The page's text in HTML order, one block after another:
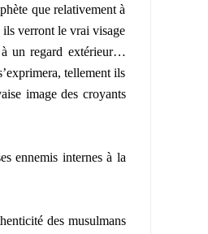
que relativement à
ils verront le vrai visage
à un regard extérieur…
tellement ils
image des croyants
ennemis internes à la
des musulmans